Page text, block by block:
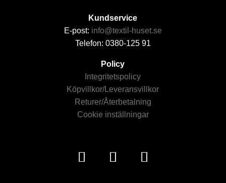
Kundservice
E-post: info@textil-huset.se
Telefon: 0380-125 91
Policy
Integritetspolicy
Köpvillkor/Leveransvillkor
Returer/Återbetalning
Cookie inställningar